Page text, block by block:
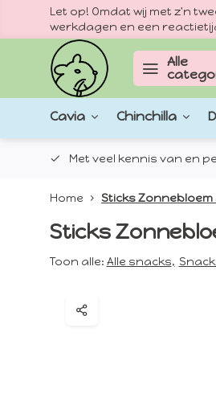
Let op! Omdat wij met z'n
werkdagen en een
Alle
Cavia Chinchilla
Met veel kennis van en
Home Sticks Zonnebloem
Sticks
Toon alle: Alle snacks,